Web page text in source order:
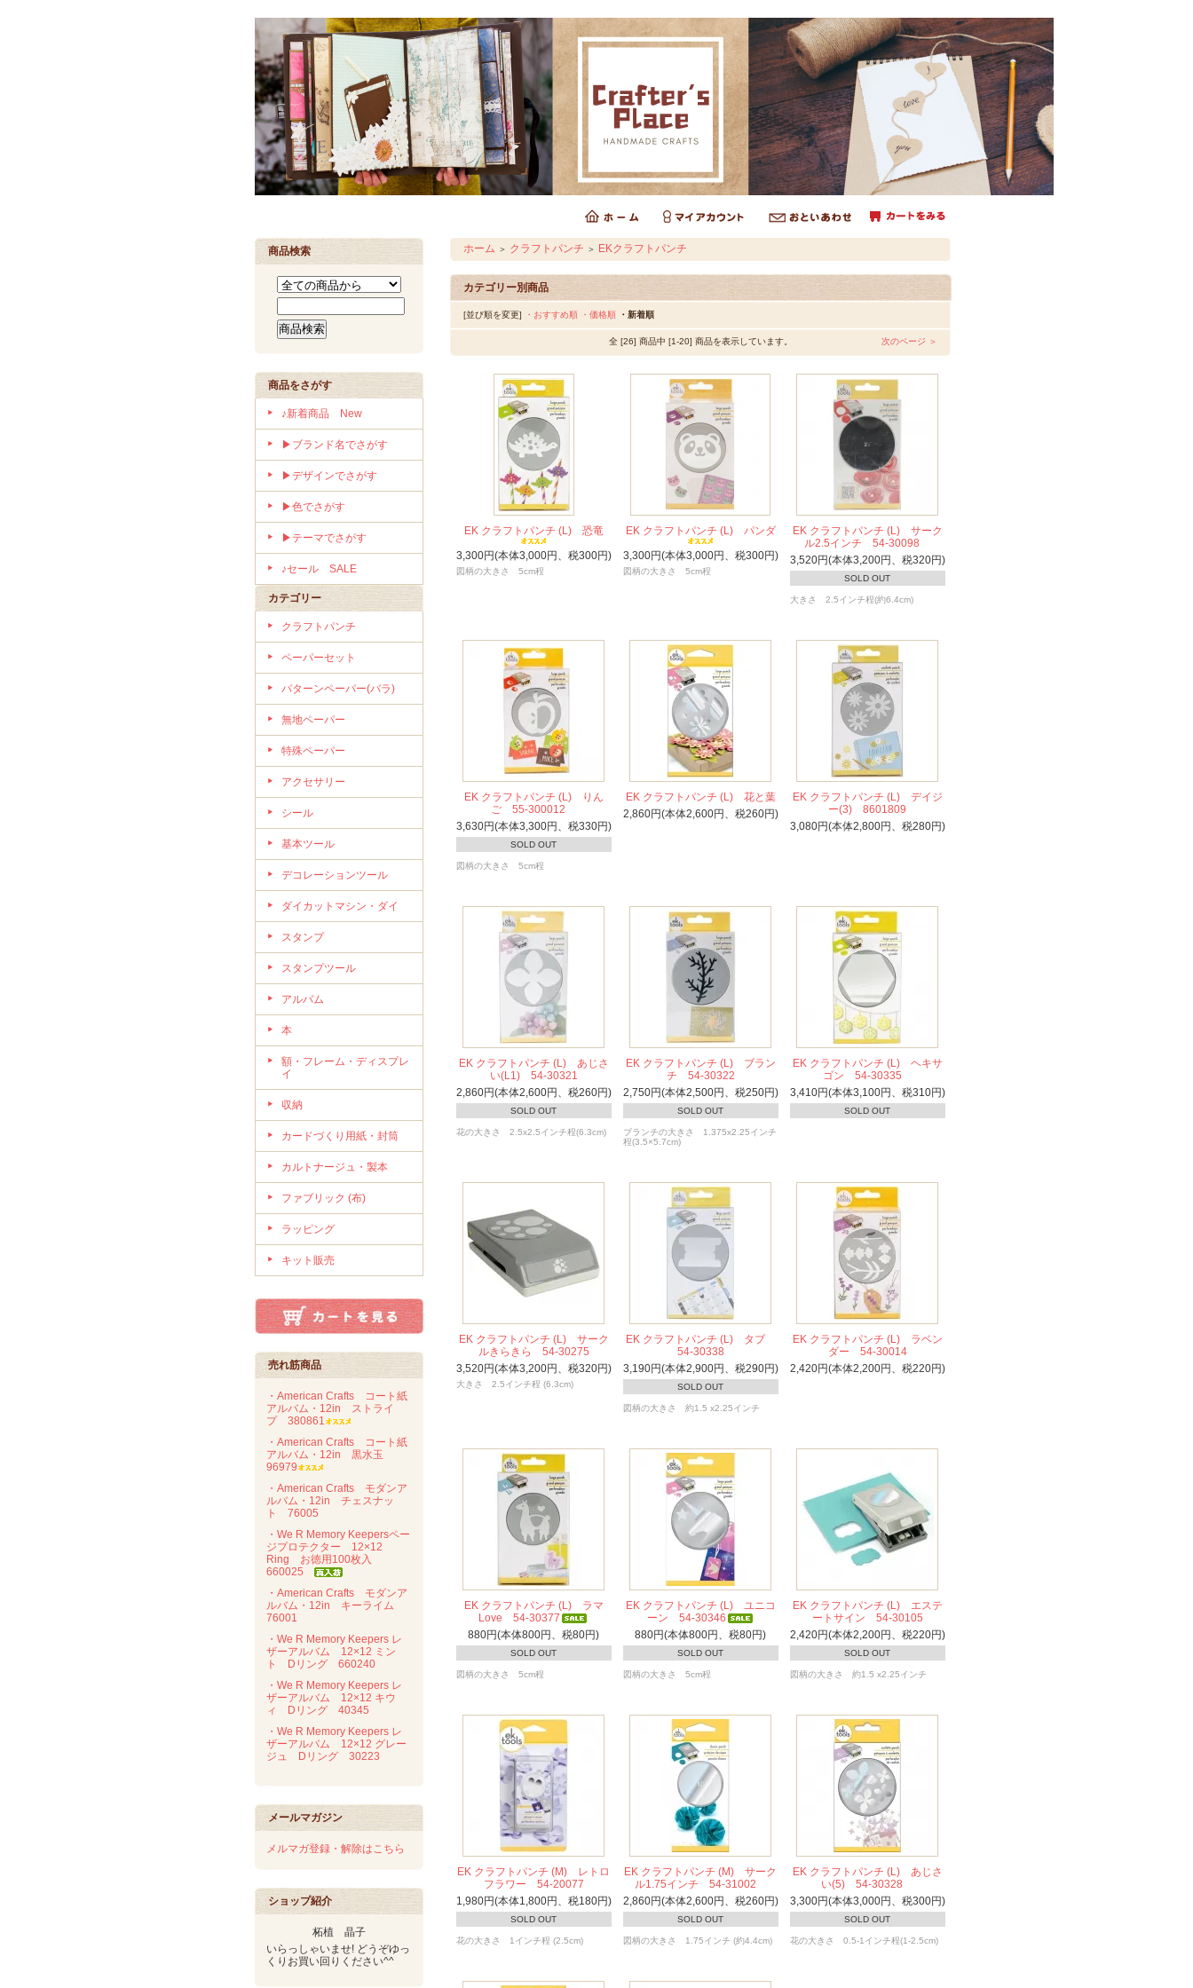
商品検索
商品をさがす
♪新着商品 New
▶ブランド名でさがす
▶デザインでさがす
▶色でさがす
▶テーマでさがす
♪セール SALE
カテゴリー
クラフトパンチ
ペーパーセット
パターンペーパー(バラ)
無地ペーパー
特殊ペーパー
アクセサリー
シール
基本ツール
デコレーションツール
ダイカットマシン・ダイ
スタンプ
スタンプツール
アルバム
本
額・フレーム・ディスプレ
イ
収納
カードづくり用紙・封筒
カルトナージュ・製本
ファブリック (布)
ラッピング
キット販売
売れ筋商品
・American Crafts コート紙
アルバム・12in ストライ
プ 380861
・American Crafts コート紙
アルバム・12in 黒水玉
96979
・American Crafts モダンア
ルバム・12in チェスナッ
ト 76005
・We R Memory Keepersペー
ジプロテクター 12×12
Ring お徳用100枚入
660025
・American Crafts モダンア
ルバム・12in キーライム
76001
・We R Memory Keepers レ
ザーアルバム 12×12 ミン
ト Dリング 660240
・We R Memory Keepers レ
ザーアルバム 12×12 キウ
ィ Dリング 40345
・We R Memory Keepers レ
ザーアルバム 12×12 グレー
ジュ Dリング 30223
メールマガジン
メルマガ登録・解除はこちら
ショップ紹介
柘植 晶子
いらっしゃいませ! どうぞゆっ
くりお買い回りください^^
ホーム ＞ クラフトパンチ ＞ EKクラフトパンチ
カテゴリー別商品
[並び順を変更] ・おすすめ順 ・価格順 ・新着順
全 [26] 商品中 [1-20] 商品を表示しています。 次のページ ＞
EK クラフトパンチ (L) 恐竜
3,300円(本体3,000円、税300円)
図柄の大きさ 5cm程
EK クラフトパンチ (L) パンダ
3,300円(本体3,000円、税300円)
図柄の大きさ 5cm程
EK クラフトパンチ (L) サーク
ル2.5インチ 54-30098
3,520円(本体3,200円、税320円)
SOLD OUT
大きさ 2.5インチ程(約6.4cm)
EK クラフトパンチ (L) りん
ご 55-300012
3,630円(本体3,300円、税330円)
SOLD OUT
図柄の大きさ 5cm程
EK クラフトパンチ (L) 花と葉
2,860円(本体2,600円、税260円)
EK クラフトパンチ (L) デイジ
ー(3) 8601809
3,080円(本体2,800円、税280円)
EK クラフトパンチ (L) あじさ
い(L1) 54-30321
2,860円(本体2,600円、税260円)
SOLD OUT
花の大きさ 2.5x2.5インチ程(6.3cm)
EK クラフトパンチ (L) ブラン
チ 54-30322
2,750円(本体2,500円、税250円)
SOLD OUT
ブランチの大きさ 1.375x2.25インチ
程(3.5×5.7cm)
EK クラフトパンチ (L) ヘキサ
ゴン 54-30335
3,410円(本体3,100円、税310円)
SOLD OUT
EK クラフトパンチ (L) サーク
ルきらきら 54-30275
3,520円(本体3,200円、税320円)
大きさ 2.5インチ程 (6.3cm)
EK クラフトパンチ (L) タブ
54-30338
3,190円(本体2,900円、税290円)
SOLD OUT
図柄の大きさ 約1.5 x2.25インチ
EK クラフトパンチ (L) ラベン
ダー 54-30014
2,420円(本体2,200円、税220円)
EK クラフトパンチ (L) ラマ
Love 54-30377
880円(本体800円、税80円)
SOLD OUT
図柄の大きさ 5cm程
EK クラフトパンチ (L) ユニコ
ーン 54-30346
880円(本体800円、税80円)
SOLD OUT
図柄の大きさ 5cm程
EK クラフトパンチ (L) エステ
ートサイン 54-30105
2,420円(本体2,200円、税220円)
SOLD OUT
図柄の大きさ 約1.5 x2.25インチ
EK クラフトパンチ (M) レトロ
フラワー 54-20077
1,980円(本体1,800円、税180円)
SOLD OUT
花の大きさ 1インチ程 (2.5cm)
EK クラフトパンチ (M) サーク
ル1.75インチ 54-31002
2,860円(本体2,600円、税260円)
SOLD OUT
図柄の大きさ 1.75インチ (約4.4cm)
EK クラフトパンチ (L) あじさ
い(5) 54-30328
3,300円(本体3,000円、税300円)
SOLD OUT
花の大きさ 0.5-1インチ程(1-2.5cm)